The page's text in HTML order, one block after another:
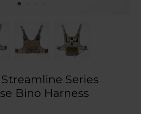
Series
Bino Harness